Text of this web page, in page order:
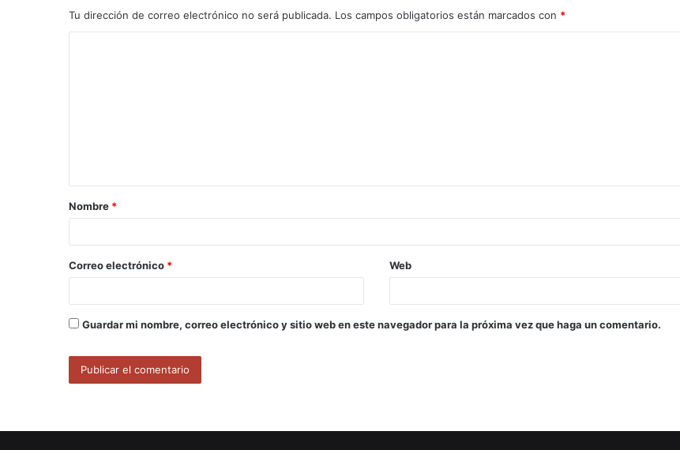
Tu dirección de correo electrónico no será publicada. Los campos obligatorios están marcados con *
a
r
*
Nombre *
Correo electrónico * Web
Guardar mi nombre, correo electrónico y sitio web en este navegador para la próxima vez que haga un comentario.